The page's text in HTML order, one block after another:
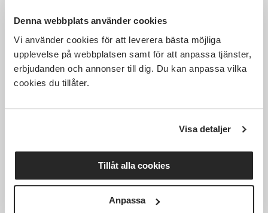
Denna webbplats använder cookies
Vi använder cookies för att leverera bästa möjliga
upplevelse på webbplatsen samt för att anpassa tjänster,
erbjudanden och annonser till dig. Du kan anpassa vilka
cookies du tillåter.
Visa detaljer
Tillåt alla cookies
Anpassa
The Spinners underhåller på
Hembygdsfesten Sköllersta
Hembygdsförening
sön 2026-08-23